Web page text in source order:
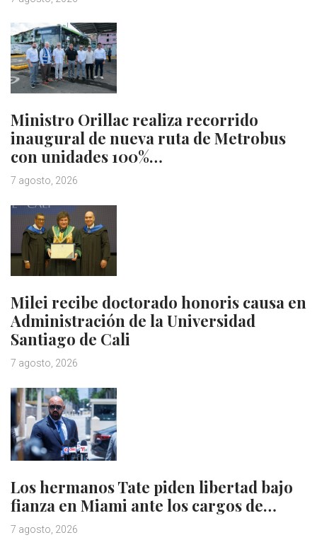
Ministro Orillac realiza recorrido
inaugural de nueva ruta de Metrobus
con unidades 100%…
7 agosto, 2026
Milei recibe doctorado honoris causa en
Administración de la Universidad
Santiago de Cali
7 agosto, 2026
Los hermanos Tate piden libertad bajo
fianza en Miami ante los cargos de…
7 agosto, 2026